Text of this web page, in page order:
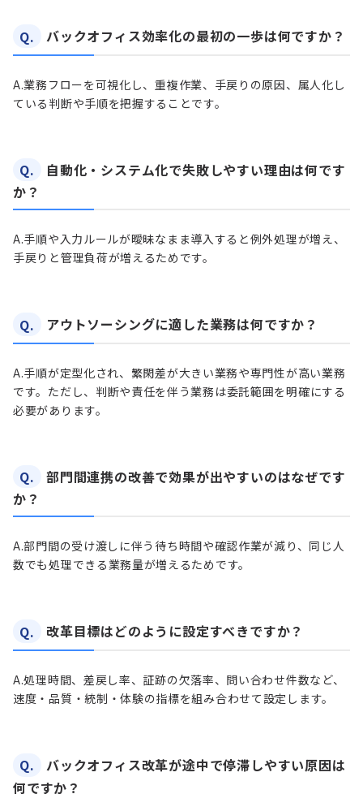
Q. バックオフィス効率化の最初の一歩は何ですか？
A.業務フローを可視化し、重複作業、手戻りの原因、属人化し
ている判断や手順を把握することです。
Q.
自動化・システム化で失敗しやすい理由は何です
か？
A.手順や入力ルールが曖昧なまま導入すると例外処理が増え、
手戻りと管理負荷が増えるためです。
Q. アウトソーシングに適した業務は何ですか？
A.手順が定型化され、繁閑差が大きい業務や専門性が高い業務
です。ただし、判断や責任を伴う業務は委託範囲を明確にする
必要があります。
Q.
部門間連携の改善で効果が出やすいのはなぜです
か？
A.部門間の受け渡しに伴う待ち時間や確認作業が減り、同じ人
数でも処理できる業務量が増えるためです。
Q. 改革目標はどのように設定すべきですか？
A.処理時間、差戻し率、証跡の欠落率、問い合わせ件数など、
速度・品質・統制・体験の指標を組み合わせて設定します。
Q.
バックオフィス改革が途中で停滞しやすい原因は
何ですか？